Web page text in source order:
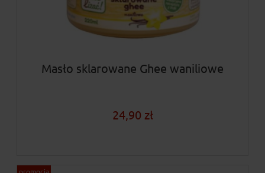
Masło sklarowane Ghee waniliowe
24,90 zł